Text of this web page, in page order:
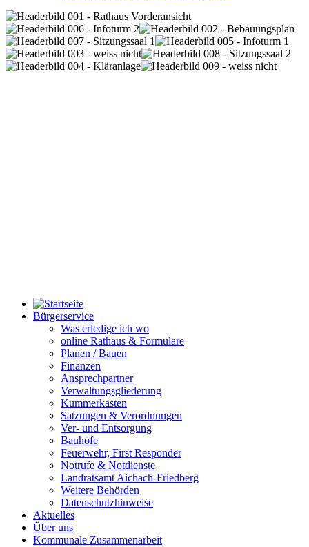
Bürgerservice
Was erledige ich wo
online Rathaus & Formulare
Planen / Bauen
Finanzen
Ansprechpartner
Verwaltungsgliederung
Kummerkasten
Satzungen & Verordnungen
Ver- und Entsorgung
Bauhöfe
Feuerwehr, First Responder
Notrufe & Notdienste
Landratsamt Aichach-Friedberg
Weitere Behörden
Datenschutzhinweise
Aktuelles
Über uns
Kommunale Zusammenarbeit